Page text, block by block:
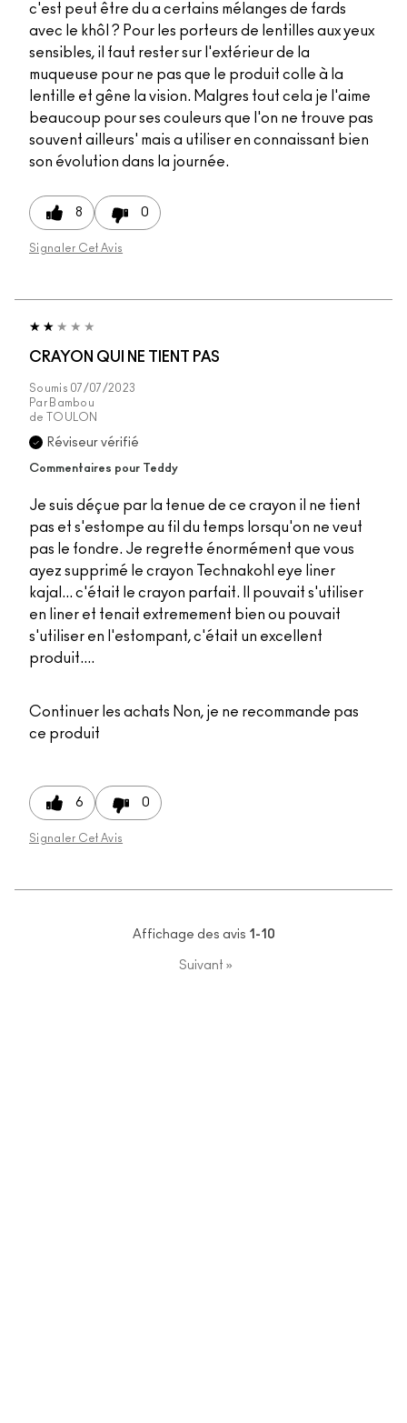
c'est peut être du a certains mélanges de fards
avec le khôl ? Pour les porteurs de lentilles aux yeux
sensibles, il faut rester sur l'extérieur de la
muqueuse pour ne pas que le produit colle à la
lentille et gêne la vision. Malgres tout cela je l'aime
beaucoup pour ses couleurs que l'on ne trouve pas
souvent ailleurs' mais a utiliser en connaissant bien
son évolution dans la journée.
8 0
Signaler Cet Avis
CRAYON QUI NE TIENT PAS
Soumis 07/07/2023
Par Bambou
de
TOULON
Réviseur vérifié
Commentaires pour Teddy
Je suis déçue par la tenue de ce crayon il ne tient
pas et s'estompe au fil du temps lorsqu'on ne veut
pas le fondre. Je regrette énormément que vous
ayez supprimé le crayon Technakohl eye liner
kajal... c'était le crayon parfait. Il pouvait s'utiliser
en liner et tenait extremement bien ou pouvait
s'utiliser en l'estompant, c'était un excellent
produit....
Continuer les achats Non, je ne recommande pas
ce produit
6 0
Signaler Cet Avis
Affichage des avis 1-10
Suivant »